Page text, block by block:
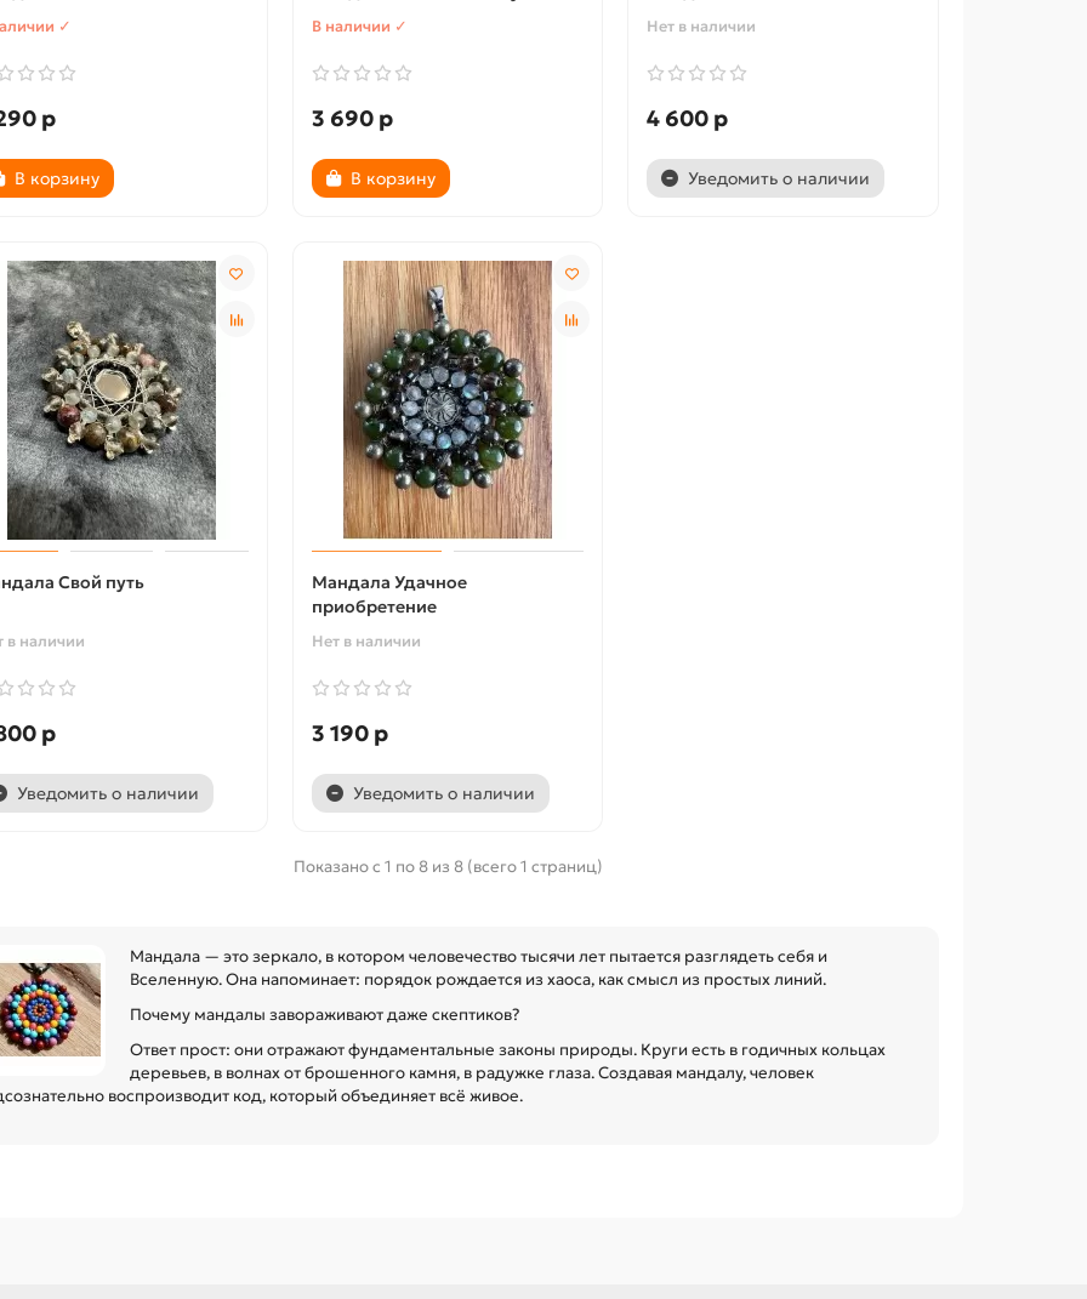
✓
р
В корзину
В наличии ✓
3 690 р
В корзину
Нет в наличии
4 600 р
Уведомить о наличии
Свой путь
в наличии
р
Уведомить о наличии
Мандала Удачное
приобретение
Нет в наличии
3 190 р
Уведомить о наличии
Показано с 1 по 8 из 8 (всего 1 страниц)
Мандала — это зеркало, в котором человечество тысячи лет пытается разглядеть себя и
Вселенную. Она напоминает: порядок рождается из хаоса, как смысл из простых линий.
Почему мандалы завораживают даже скептиков?
Ответ прост: они отражают фундаментальные законы природы. Круги есть в годичных кольцах
деревьев, в волнах от брошенного камня, в радужке глаза. Создавая мандалу, человек
воспроизводит код, который объединяет всё живое.